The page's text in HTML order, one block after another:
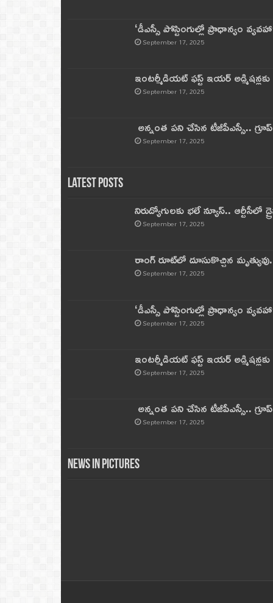
‘డీఎస్సీ పోస్టింగుల్లో ప్రాధాన్యం
September 17, 2025
ఇంటర్మీడియట్ ఫస్ట్‌ ఇయర్‌
September 17, 2025
అన్నంత పని చేసిన టీజీపీఎస్సీ..
September 17, 2025
Latest Posts
నిరుద్యోగులకు భలే న్యూస్.. ఆర్టీసీలో
September 17, 2025
రాంగ్ రూట్‌లో దూసుకొచ్చిన
September 17, 2025
‘డీఎస్సీ పోస్టింగుల్లో ప్రాధాన్యం
September 17, 2025
ఇంటర్మీడియట్ ఫస్ట్‌ ఇయర్‌
September 17, 2025
అన్నంత పని చేసిన టీజీపీఎస్సీ..
September 17, 2025
News in Pictures